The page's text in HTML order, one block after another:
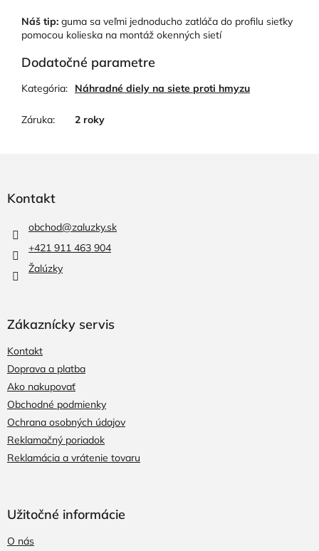
Náš tip: guma sa veľmi jednoducho zatláča do profilu sieťky
pomocou kolieska na montáž okenných sietí
Dodatočné parametre
Kategória: Náhradné diely na siete proti hmyzu
Záruka: 2 roky
Kontakt
obchod@zaluzky.sk
+421 911 463 904
Žalúzky
Zákaznícky servis
Kontakt
Doprava a platba
Ako nakupovať
Obchodné podmienky
Ochrana osobných údajov
Reklamačný poriadok
Reklamácia a vrátenie tovaru
Užitočné informácie
O nás